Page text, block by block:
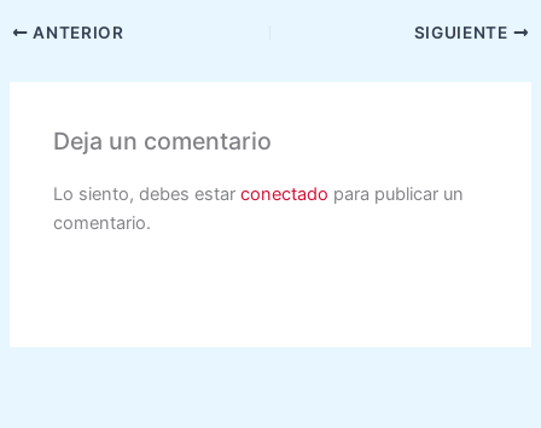
ANTERIOR SIGUIENTE
Deja un comentario
Lo siento, debes estarconectado para publicar un
comentario.